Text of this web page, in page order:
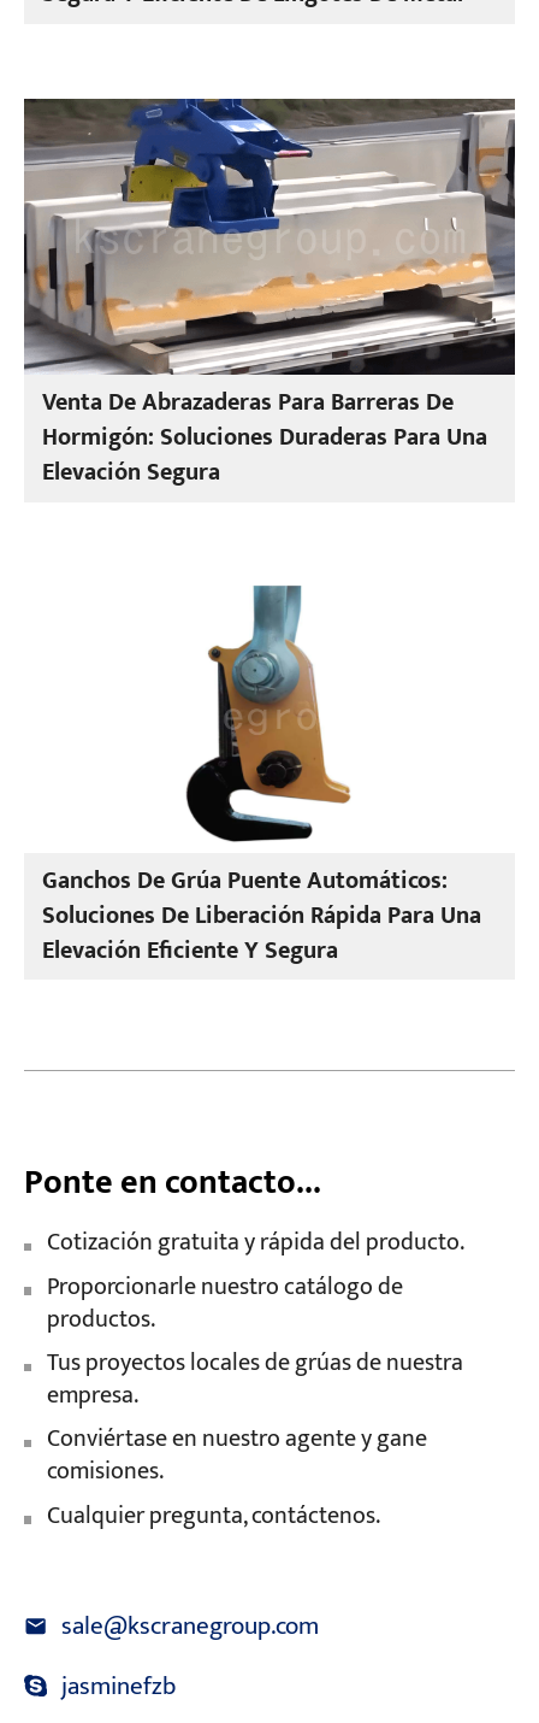
Venta De Abrazaderas Para Barreras De
Hormigón: Soluciones Duraderas Para Una
Elevación Segura
Ganchos De Grúa Puente Automáticos:
Soluciones De Liberación Rápida Para Una
Elevación Eficiente Y Segura
Ponte en contacto...
Cotización gratuita y rápida del producto.
Proporcionarle nuestro catálogo de
productos.
Tus proyectos locales de grúas de nuestra
empresa.
Conviértase en nuestro agente y gane
comisiones.
Cualquier pregunta, contáctenos.
sale@kscranegroup.com
jasminefzb